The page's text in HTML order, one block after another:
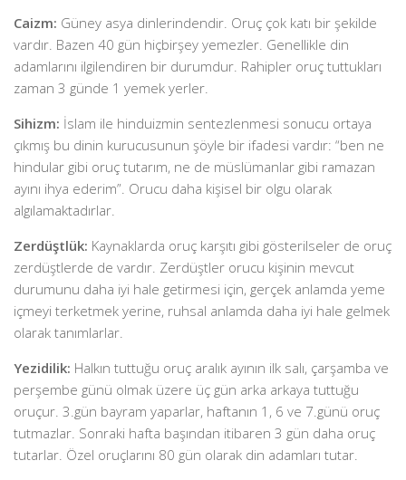
Caizm: Güney asya dinlerindendir. Oruç çok katı bir şekilde
vardır. Bazen 40 gün hiçbirşey yemezler. Genellikle din
adamlarını ilgilendiren bir durumdur. Rahipler oruç tuttukları
zaman 3 günde 1 yemek yerler.
Sihizm: İslam ile hinduizmin sentezlenmesi sonucu ortaya
çıkmış bu dinin kurucusunun şöyle bir ifadesi vardır: “ben ne
hindular gibi oruç tutarım, ne de müslümanlar gibi ramazan
ayını ihya ederim”. Orucu daha kişisel bir olgu olarak
algılamaktadırlar.
Zerdüştlük: Kaynaklarda oruç karşıtı gibi gösterilseler de oruç
zerdüştlerde de vardır. Zerdüştler orucu kişinin mevcut
durumunu daha iyi hale getirmesi için, gerçek anlamda yeme
içmeyi terketmek yerine, ruhsal anlamda daha iyi hale gelmek
olarak tanımlarlar.
Yezidilik: Halkın tuttuğu oruç aralık ayının ilk salı, çarşamba ve
perşembe günü olmak üzere üç gün arka arkaya tuttuğu
oruçur. 3.gün bayram yaparlar, haftanın 1, 6 ve 7.günü oruç
tutmazlar. Sonraki hafta başından itibaren 3 gün daha oruç
tutarlar. Özel oruçlarını 80 gün olarak din adamları tutar.